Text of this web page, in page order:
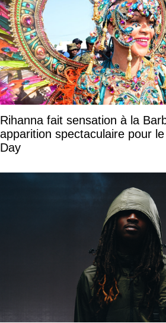
Rihanna fait sensation à la
apparition spectaculaire pour
Day